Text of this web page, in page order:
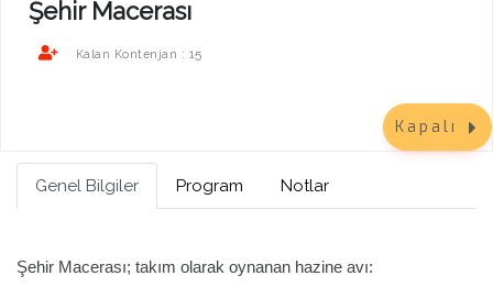
Şehir Macerası
Kalan Kontenjan : 15
Kapalı
Genel Bilgiler Program Notlar
Şehir Macerası; takım olarak oynanan hazine avı: